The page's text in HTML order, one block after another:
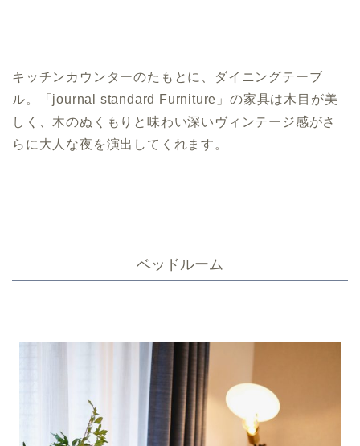
キッチンカウンターのたもとに、ダイニングテーブ
ル。「journal standard Furniture」の家具は木目が美
しく、木のぬくもりと味わい深いヴィンテージ感がさ
らに大人な夜を演出してくれます。
ベッドルーム